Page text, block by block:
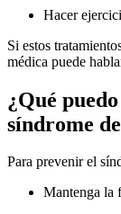
Hacer
Si estos
médica puede
¿Qué
síndrome
Para prevenir el
Mantenga la